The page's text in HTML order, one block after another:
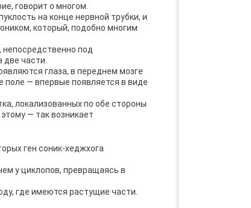
говорит о многом.
на конце нервной трубки, и
который, подобно многим
под
части.
глаза, в переднем мозге
поле — впервые появляется в виде
локализованных по обе стороны
— так возникает
ген соник-хеджхога
у циклопов, превращаясь в
где имеются растущие части.